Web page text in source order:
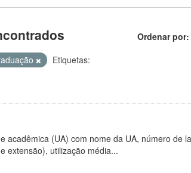
Ordenar por
Etiquetas:
acadêmica (UA) com nome da UA, número de
extensão), utilização média...